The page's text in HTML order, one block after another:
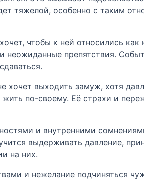
тяжелой, особенно с таким
чтобы к ней относились как
препятствия.
хочет выходить замуж, хотя
по-своему. Её страхи и
и внутренними
выдерживать давление,
на них.
и нежелание подчиняться